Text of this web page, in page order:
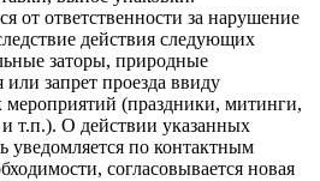
от ответственности за нарушение
действия следующих
заторы, природные
запрет проезда ввиду
(праздники, митинги,
т.п.). О действии указанных
уведомляется по контактным
согласовывается новая